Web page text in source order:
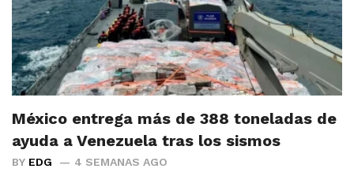
México entrega más de 388 toneladas de
ayuda a Venezuela tras los sismos
BY EDG 4 SEMANAS AGO